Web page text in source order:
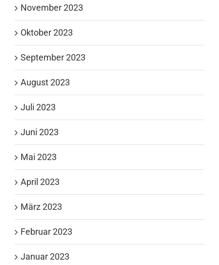
November 2023
Oktober 2023
September 2023
August 2023
Juli 2023
Juni 2023
Mai 2023
April 2023
März 2023
Februar 2023
Januar 2023